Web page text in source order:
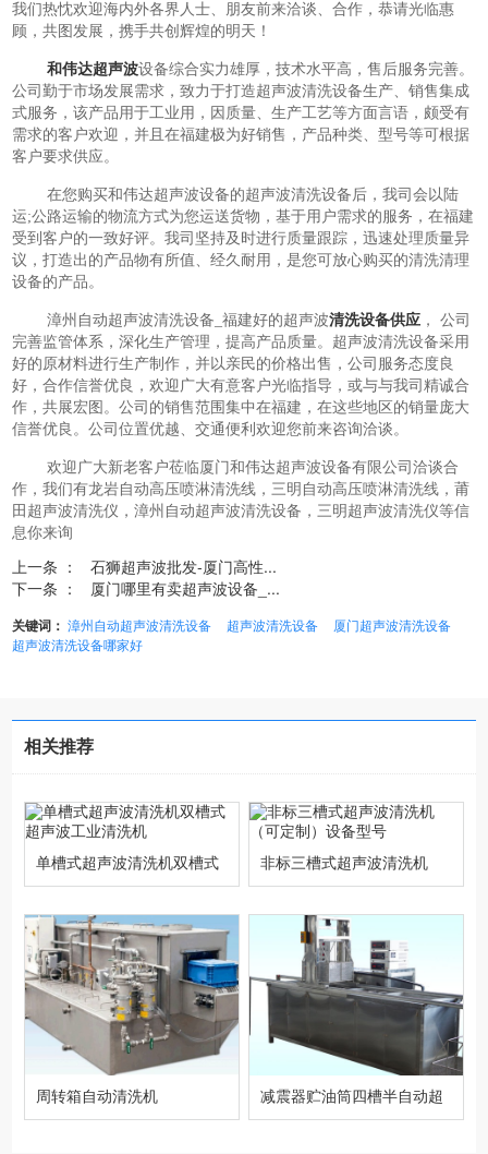
我们热忱欢迎海内外各界人士、朋友前来洽谈、合作，恭请光临惠
顾，共图发展，携手共创辉煌的明天！
和伟达超声波设备综合实力雄厚，技术水平高，售后服务完善。
公司勤于市场发展需求，致力于打造超声波清洗设备生产、销售集成
式服务，该产品用于工业用，因质量、生产工艺等方面言语，颇受有
需求的客户欢迎，并且在福建极为好销售，产品种类、型号等可根据
客户要求供应。
在您购买和伟达超声波设备的超声波清洗设备后，我司会以陆
运;公路运输的物流方式为您运送货物，基于用户需求的服务，在福建
受到客户的一致好评。我司坚持及时进行质量跟踪，迅速处理质量异
议，打造出的产品物有所值、经久耐用，是您可放心购买的清洗清理
设备的产品。
漳州自动超声波清洗设备_福建好的超声波清洗设备供应 ， 公司
完善监管体系，深化生产管理，提高产品质量。超声波清洗设备采用
好的原材料进行生产制作，并以亲民的价格出售，公司服务态度良
好，合作信誉优良，欢迎广大有意客户光临指导，或与与我司精诚合
作，共展宏图。公司的销售范围集中在福建，在这些地区的销量庞大
信誉优良。公司位置优越、交通便利欢迎您前来咨询洽谈。
欢迎广大新老客户莅临厦门和伟达超声波设备有限公司洽谈合
作，我们有龙岩自动高压喷淋清洗线，三明自动高压喷淋清洗线，莆
田超声波清洗仪，漳州自动超声波清洗设备，三明超声波清洗仪等信
息你来询
上一条 ：
石狮超声波批发-厦门高性...
下一条 ：
厦门哪里有卖超声波设备_...
关键词：漳州自动超声波清洗设备 超声波清洗设备
厦门超声波清洗设备
超声波清洗设备哪家好
相关推荐
单槽式超声波清洗机双槽式 非标三槽式超声波清洗机
周转箱自动清洗机 减震器贮油筒四槽半自动超